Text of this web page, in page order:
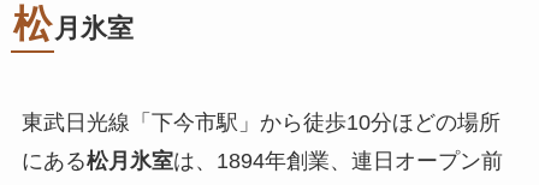
松 月氷室
東武日光線「下今市駅」から徒歩10分ほどの場所
にある松月氷室は、1894年創業、連日オープン前